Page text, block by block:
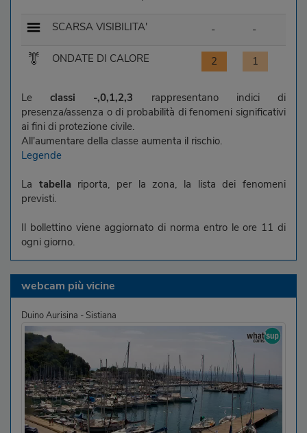
SCARSA VISIBILITA' - -
ONDATE DI CALORE 2 1
Leclassi -,0,1,2,3 rappresentano indici di
presenza/assenza o di probabilità di fenomeni significativi
ai fini di protezione civile.
All'aumentare della classe aumenta il rischio.
Legende
La tabella riporta, per la zona, la lista dei fenomeni
previsti.
Il bollettino viene aggiornato di norma entro le ore 11 di
ogni giorno.
webcam più vicine
Duino Aurisina - Sistiana